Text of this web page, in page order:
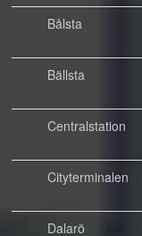
Bålsta
Bällsta
Centralstation
Cityterminalen
Dalarö